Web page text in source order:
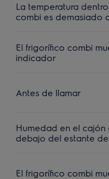
La temperatura
combi es demasiado
El frigorífico combi
indicador
Antes de llamar
Humedad en el cajón
debajo del estante
El frigorífico combi